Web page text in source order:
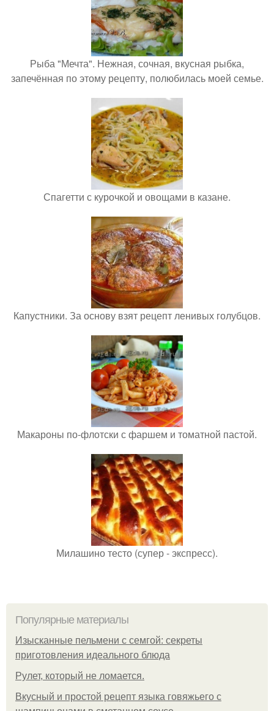
Рыба "Мечта". Нежная, сочная, вкусная рыбка,
запечённая по этому рецепту, полюбилась моей семье.
Спагетти с курочкой и овощами в казане.
Капустники. За основу взят рецепт ленивых голубцов.
Макароны по-флотски с фаршем и томатной пастой.
Милашино тесто (супер - экспресс).
Популярные материалы
Изысканные пельмени с семгой: секреты
приготовления идеального блюда
Рулет, который не ломается.
Вкусный и простой рецепт языка говяжьего с